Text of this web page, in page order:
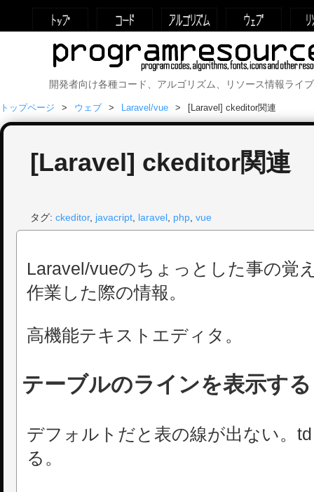
開発者向け各種コード、アルゴリズム、リソース情報ラ
トップページ ウェブ Laravel/vue [Laravel] ckeditor関連
[Laravel] ckeditor関連
タグ: ckeditor, javacript, laravel , php, vue
Laravel/vueのちょっとした事の覚
作業した際の情報。
高機能テキストエディタ。
テーブルのラインを表示する
デフォルトだと表の線が出ない。
る。